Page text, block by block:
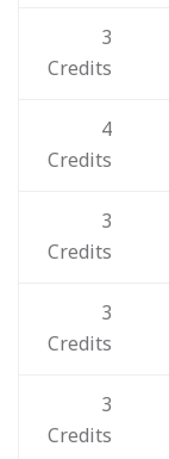
3
Credits
4
Credits
3
Credits
3
Credits
3
Credits